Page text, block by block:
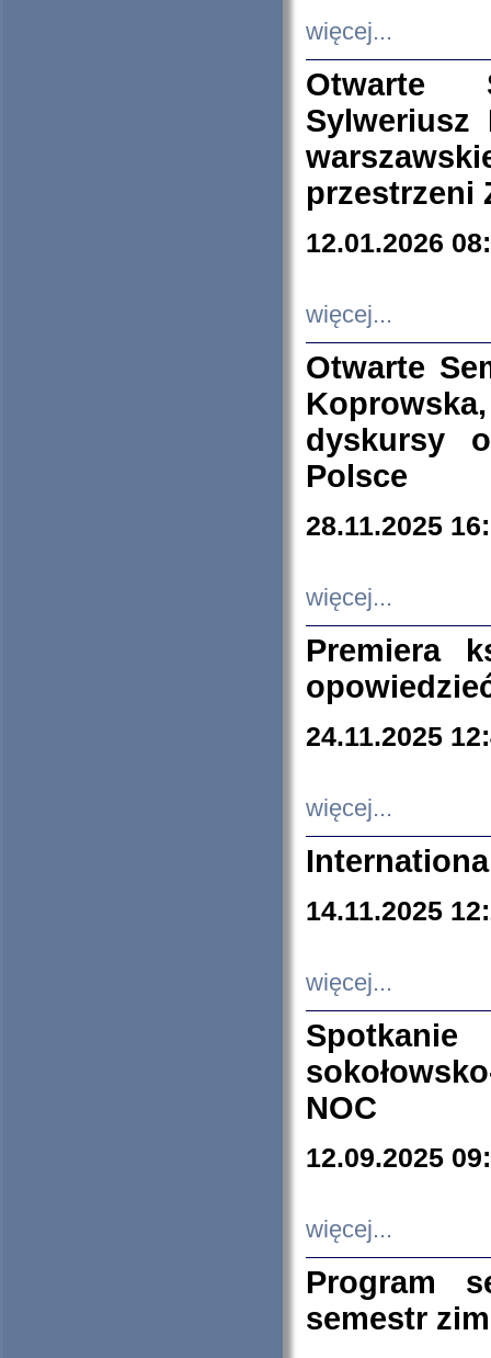
więcej...
Otwarte
Sylweriusz
przestrzeni
12.01.2026
więcej...
Otwarte
dyskursy
Polsce
28.11.2025
więcej...
Premiera
24.11.2025
więcej...
14.11.2025
więcej...
NOC
12.09.2025
więcej...
Program
semestr